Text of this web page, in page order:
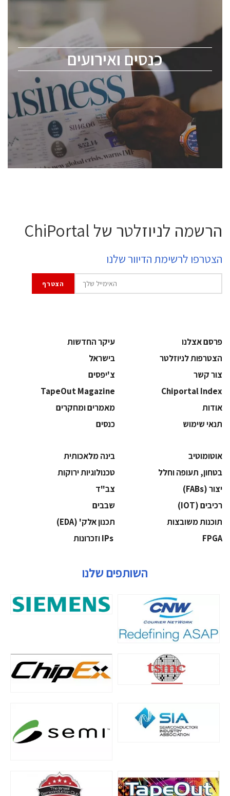
כנסים ואירועים
לכל העוסקים בתעשיית הסמיקונדקטור כולל מהנדסים,
ChipEx2026 will be held on May 12-13, 2026. The
conference is intended for everyone involved in the
semiconductor industry, including engineers,
professional experts, and senior executives.
לחץ לפרטים
הרשמה לניוזלטר של ChiPortal
הצטרפו לרשימת הדיוור שלנו
פרסם אצלנו
עיקר החדשות
הצטרפות לניוזלטר
בישראל
צור קשר
צ'יפסים
Chiportal Index
TapeOut Magazine
אודות
מאמרים ומחקרים
תנאי שימוש
כנסים
אוטומוטיב
בינה מלאכותית
בטחון, תעופה וחלל
‫טכנולוגיות ירוקות‬
‫יצור (‪(FABs‬‬
‫צב"ד‬
‫רכיבים‬ (IOT)
‫שבבים‬
‫תוכנות משובצות‬
‫תכנון אלק' (‪(EDA‬‬
‫‪FPGA‬‬
השותפים שלנו